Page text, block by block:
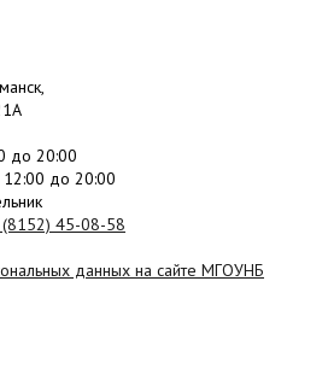
до 20:00
12:00 до 20:00
45-08-58
данных на сайте МГОУНБ